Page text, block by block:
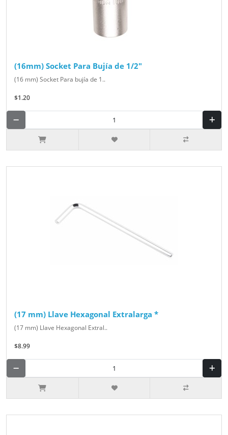
(16mm) Socket Para Bujía de 1/2"
(16 mm) Socket Para bujía de 1..
$1.20
(17 mm) Llave Hexagonal Extralarga *
(17 mm) Llave Hexagonal Extral..
$8.99